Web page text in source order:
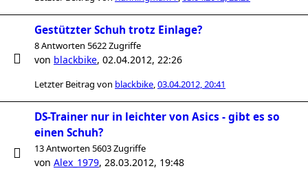
Gestützter Schuh trotz Einlage?
8 Antworten 5622 Zugriffe
von blackbike, 02.04.2012, 22:26
Letzter Beitrag von blackbike,03.04.2012, 20:41
DS-Trainer nur in leichter von Asics - gibt es so
einen Schuh?
13 Antworten 5603 Zugriffe
von Alex_1979, 28.03.2012, 19:48